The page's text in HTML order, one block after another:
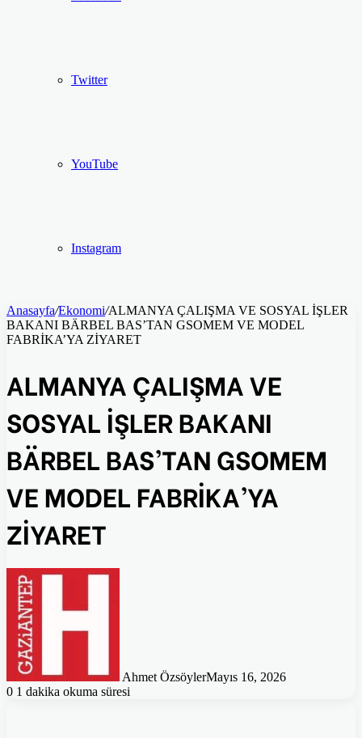
Twitter
YouTube
Instagram
Anasayfa/Ekonomi/ALMANYA ÇALIŞMA VE SOSYAL İŞLER
BAKANI BÄRBEL BAS’TAN GSOMEM VE MODEL
FABRİKA’YA ZİYARET
ALMANYA ÇALIŞMA VE
SOSYAL İŞLER BAKANI
BÄRBEL BAS’TAN GSOMEM
VE MODEL FABRİKA’YA
ZİYARET
Ahmet ÖzsöylerMayıs 16, 2026
0 1 dakika okuma süresi